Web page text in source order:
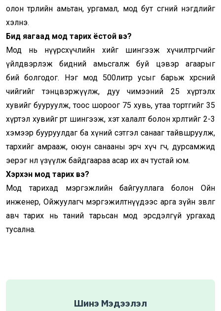
олон төрлийн амьтан, ургамал, мод бут сөөгний нэгдлийг
хэлнэ.
Бид яагаад мод тарих ёстой вэ?
Мод нь нүүрсхүчлийн хийг шингээж хүчилтөрөгчийг
үйлдвэрлэж бидний амьсгалж буй цэвэр агаарыг
бий болгодог. Нэг мод 500литр усыг барьж хөрсний
чийгийг тэнцвэржүүлж, дуу чимээний 25 хүртэлх
хувийг бууруулж, тоос шороог 75 хувь, утаа тортгийг 35
хүртэл хувийг өөртөө шингээж, хэт халалт болон хөрөлтийг 2-3
хэмээр бууруулдаг ба хүний сэтгэл санааг тайвшруулж,
тархийг амрааж, оюун санааны эрч хүч өгч, дурсамжид
эерэг нөлөө үзүүлж байдгаараа асар их ач тустай юм.
Хэрхэн мод тарих вэ?
Мод тарихад мэргэжлийн байгууллага болон Ойн
инженер, Ойжуулагч мэргэжилтнүүдээс арга зүйн зөвлөгөө
авч тарих нь таний тарьсан мод эрсдэлгүй ургахад
тусална.
Шинэ Мэдээлэл